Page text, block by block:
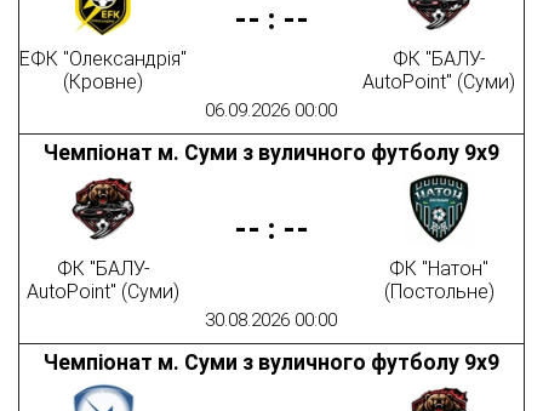
06.09.2026 00:00
ЕФК "Олександрія"
(Кровне)
-- : --
ФК "БАЛУ-
AutoPoint" (Суми)
30.08.2026 00:00
Чемпіонат м. Суми з вуличного футболу 9х9
ФК "БАЛУ-
AutoPoint" (Суми)
-- : --
ФК "Натон"
(Постольне)
Чемпіонат м. Суми з вуличного футболу 9х9